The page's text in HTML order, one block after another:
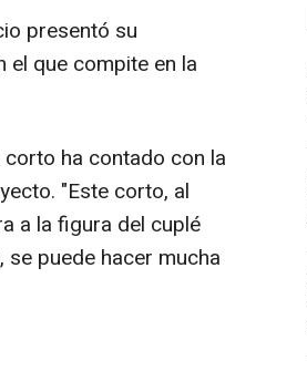
presentó su
el que compite en la
ha contado con la
"Este corto, al
a la figura del cuplé
puede hacer mucha